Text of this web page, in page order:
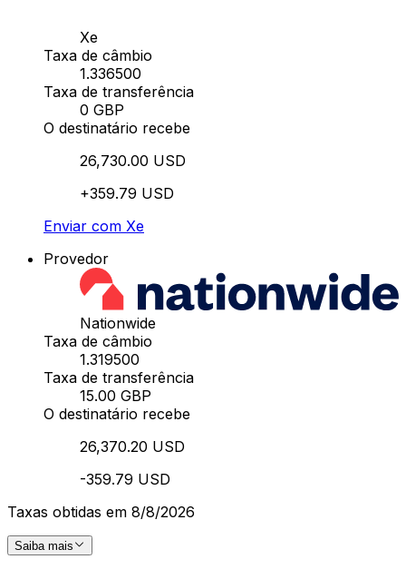
Xe
Taxa de câmbio
1.336500
Taxa de transferência
0 GBP
O destinatário recebe
26,730.00 USD
+359.79 USD
Enviar com Xe
Provedor
Nationwide
Taxa de câmbio
1.319500
Taxa de transferência
15.00 GBP
O destinatário recebe
26,370.20 USD
-359.79 USD
Taxas obtidas em 8/8/2026
Saiba mais